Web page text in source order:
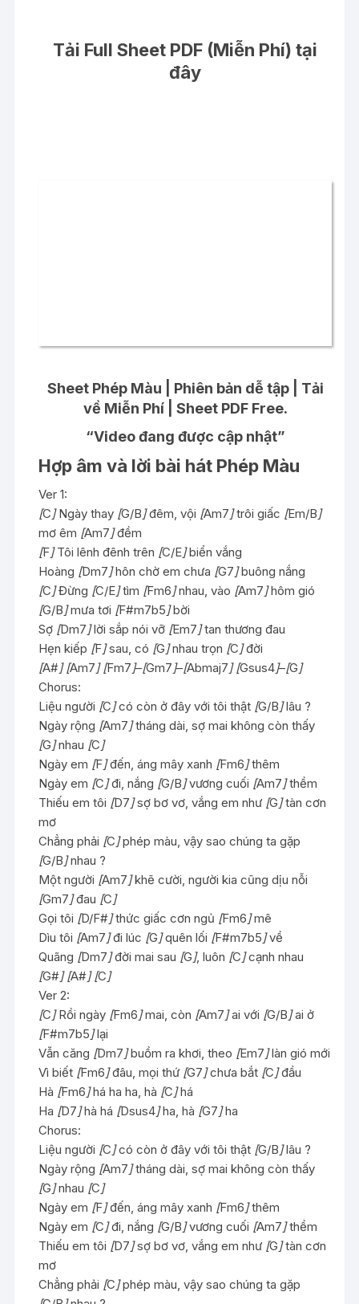
Tải Full Sheet PDF (Miễn Phí) tại
đây
Sheet Phép Màu | Phiên bản dễ tập | Tải
về Miễn Phí | Sheet PDF Free.
“Video đang được cập nhật”
Hợp âm và lời bài hát Phép Màu
Ver 1:
[C]Ngày thay [G/B]đêm, vội [Am7]trôi giấc [Em/B]
mơ êm [Am7]đềm
[F]Tôi lênh đênh trên [C/E]biển vắng
Hoàng [Dm7]hôn chờ em chưa [G7]buông nắng
[C]Đừng [C/E]tìm [Fm6]nhau, vào [Am7]hôm gió
[G/B]mưa tơi [F#m7b5]bời
Sợ [Dm7]lời sắp nói vỡ [Em7]tan thương đau
Hẹn kiếp [F]sau, có [G]nhau trọn [C]đời
[A#] [Am7] [Fm7]–[Gm7]–[Abmaj7] [Gsus4]–[G]
Chorus:
Liệu người [C]có còn ở đây với tôi thật [G/B]lâu ?
Ngày rộng [Am7]tháng dài, sợ mai không còn thấy
[G]nhau [C]
Ngày em [F]đến, áng mây xanh [Fm6]thêm
Ngày em [C]đi, nắng [G/B]vương cuối [Am7]thềm
Thiếu em tôi [D7]sợ bơ vơ, vắng em như [G]tàn cơn
mơ
Chẳng phải [C]phép màu, vậy sao chúng ta gặp
[G/B]nhau ?
Một người [Am7]khẽ cười, người kia cũng dịu nỗi
[Gm7]đau [C]
Gọi tôi [D/F#]thức giấc cơn ngủ [Fm6]mê
Dìu tôi [Am7]đi lúc [G]quên lối [F#m7b5]về
Quãng [Dm7]đời mai sau [G], luôn [C]cạnh nhau
[G#] [A#] [C]
Ver 2:
[C]Rồi ngày [Fm6]mai, còn [Am7]ai với [G/B]ai ở
[F#m7b5]lại
Vẫn căng [Dm7]buồm ra khơi, theo [Em7]làn gió mới
Vì biết [Fm6]đâu, mọi thứ [G7]chưa bắt [C]đầu
Hà [Fm6]há ha ha, hà [C]há
Ha [D7]hà há [Dsus4]ha, hà [G7]ha
Chorus:
Liệu người [C]có còn ở đây với tôi thật [G/B]lâu ?
Ngày rộng [Am7]tháng dài, sợ mai không còn thấy
[G]nhau [C]
Ngày em [F]đến, áng mây xanh [Fm6]thêm
Ngày em [C]đi, nắng [G/B]vương cuối [Am7]thềm
Thiếu em tôi [D7]sợ bơ vơ, vắng em như [G]tàn cơn
mơ
Chẳng phải [C]phép màu, vậy sao chúng ta gặp